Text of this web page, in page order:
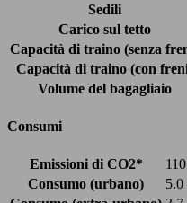
Sedili
Carico sul tetto
Capacità di traino (senza
Capacità di traino (con
Volume del bagagliaio
Consumi
Emissioni di CO2*
Consumo (urbano)